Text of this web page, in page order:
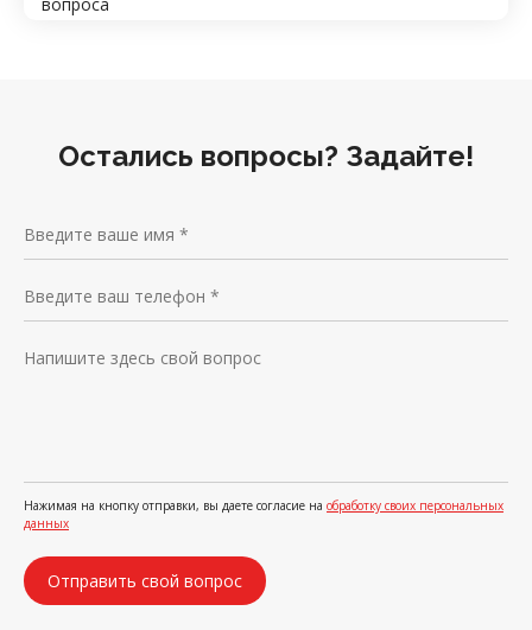
Остались вопросы? Задайте!
Нажимая на кнопку отправки, вы даете согласие на обработку своих персональных
данных